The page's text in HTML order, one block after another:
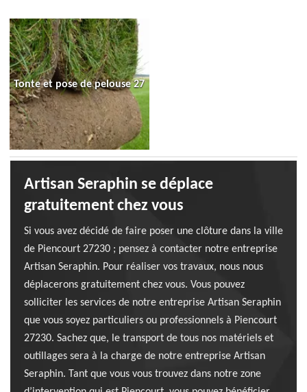
Tonte et pose de pelouse 27
Artisan Seraphin se déplace
gratuitement chez vous
Si vous avez décidé de faire poser une clôture dans la ville
de Piencourt 27230 ; pensez à contacter notre entreprise
Artisan Seraphin. Pour réaliser vos travaux, nous nous
déplacerons gratuitement chez vous. Vous pouvez
solliciter les services de notre entreprise Artisan Seraphin
que vous soyez particuliers ou professionnels à Piencourt
27230. Sachez que, le transport de tous nos matériels et
outillages sera à la charge de notre entreprise Artisan
Seraphin. Tant que vous vous trouvez dans notre zone